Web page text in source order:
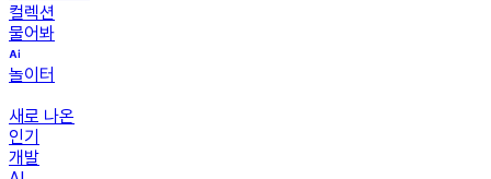
컬렉션
물어봐
놀이터
새로 나온
인기
개발